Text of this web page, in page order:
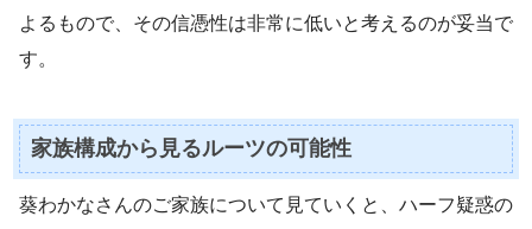
よるもので、その信憑性は非常に低いと考えるのが妥当で
す。
家族構成から見るルーツの可能性
葵わかなさんのご家族について見ていくと、ハーフ疑惑の